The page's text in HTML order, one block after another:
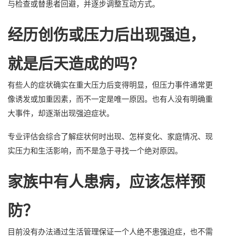
与检查或替患者回避，并逐步调整互动方式。
经历创伤或压力后出现强迫，
就是后天造成的吗？
有些人的症状确实在重大压力后变得明显，但压力事件通常更
像诱发或加重因素，而不一定是唯一原因。也有人没有明确重
大事件，却逐渐出现强迫症状。
专业评估会综合了解症状何时出现、怎样变化、家庭情况、现
实压力和生活影响，而不是急于寻找一个绝对原因。
家族中有人患病，应该怎样预
防？
目前没有办法通过生活管理保证一个人绝不患强迫症，也不需